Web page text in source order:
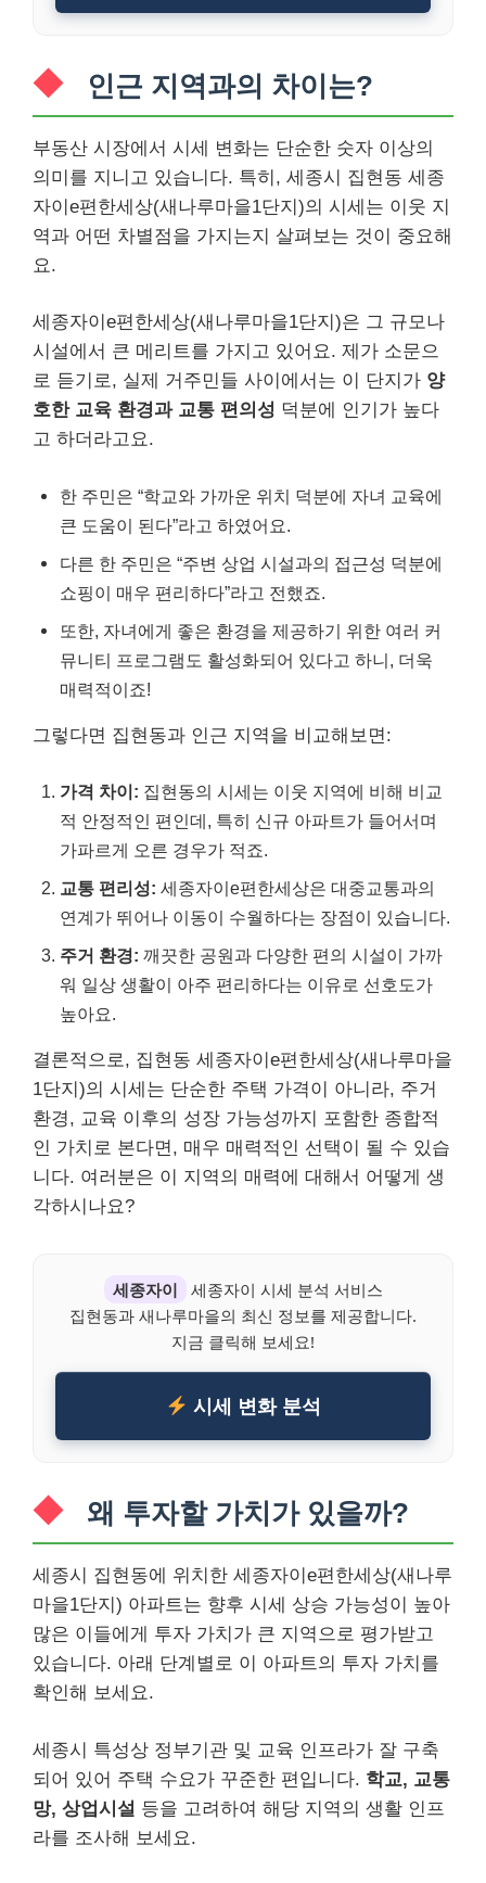
인근 지역과의 차이는?
부동산 시장에서 시세 변화는 단순한 숫자 이상의
의미를 지니고 있습니다. 특히, 세종시 집현동 세종
자이e편한세상(새나루마을1단지)의 시세는 이웃 지
역과 어떤 차별점을 가지는지 살펴보는 것이 중요해
요.
세종자이e편한세상(새나루마을1단지)은 그 규모나
시설에서 큰 메리트를 가지고 있어요. 제가 소문으
로 듣기로, 실제 거주민들 사이에서는 이 단지가 양
호한 교육 환경과 교통 편의성 덕분에 인기가 높다
고 하더라고요.
한 주민은 “학교와 가까운 위치 덕분에 자녀 교육에
큰 도움이 된다”라고 하였어요.
다른 한 주민은 “주변 상업 시설과의 접근성 덕분에
쇼핑이 매우 편리하다”라고 전했죠.
또한, 자녀에게 좋은 환경을 제공하기 위한 여러 커
뮤니티 프로그램도 활성화되어 있다고 하니, 더욱
매력적이죠!
그렇다면 집현동과 인근 지역을 비교해보면:
가격 차이: 집현동의 시세는 이웃 지역에 비해 비교
적 안정적인 편인데, 특히 신규 아파트가 들어서며
가파르게 오른 경우가 적죠.
교통 편리성: 세종자이e편한세상은 대중교통과의
연계가 뛰어나 이동이 수월하다는 장점이 있습니다.
주거 환경: 깨끗한 공원과 다양한 편의 시설이 가까
워 일상 생활이 아주 편리하다는 이유로 선호도가
높아요.
결론적으로, 집현동 세종자이e편한세상(새나루마을
1단지)의 시세는 단순한 주택 가격이 아니라, 주거
환경, 교육 이후의 성장 가능성까지 포함한 종합적
인 가치로 본다면, 매우 매력적인 선택이 될 수 있습
니다. 여러분은 이 지역의 매력에 대해서 어떻게 생
각하시나요?
세종자이
세종자이 시세 분석 서비스
집현동과 새나루마을의 최신 정보를 제공합니다.
지금 클릭해 보세요!
시세 변화 분석
왜 투자할 가치가 있을까?
세종시 집현동에 위치한 세종자이e편한세상(새나루
마을1단지) 아파트는 향후 시세 상승 가능성이 높아
많은 이들에게 투자 가치가 큰 지역으로 평가받고
있습니다. 아래 단계별로 이 아파트의 투자 가치를
확인해 보세요.
세종시 특성상 정부기관 및 교육 인프라가 잘 구축
되어 있어 주택 수요가 꾸준한 편입니다. 학교, 교통
망, 상업시설 등을 고려하여 해당 지역의 생활 인프
라를 조사해 보세요.